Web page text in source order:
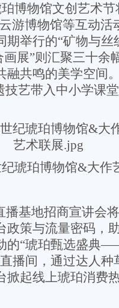
博物馆文创艺术
游博物馆等互动活
期举行的“矿物与
展”则汇聚三十余
融共鸣的美学空间
技艺带入中小学课
琥珀博物馆&大作
播基地招商宣讲会
政策与流量密码，
的“琥珀甄选盛典
播间，通过达人种
掀起线上琥珀消费